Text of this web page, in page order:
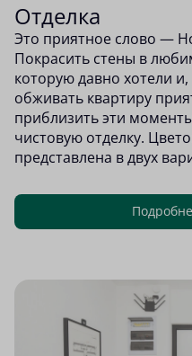
Отделка
Это приятное слово —
Покрасить стены в
которую давно хотели
обживать квартиру
приблизить эти
чистовую отделку.
представлена в двух